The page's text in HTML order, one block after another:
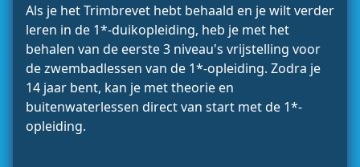
Als je het Trimbrevet hebt behaald en je wilt verder
leren in de 1*-duikopleiding, heb je met het
behalen van de eerste 3 niveau's vrijstelling voor
de zwembadlessen van de 1*-opleiding. Zodra je
14 jaar bent, kan je met theorie en
buitenwaterlessen direct van start met de 1*-
opleiding.